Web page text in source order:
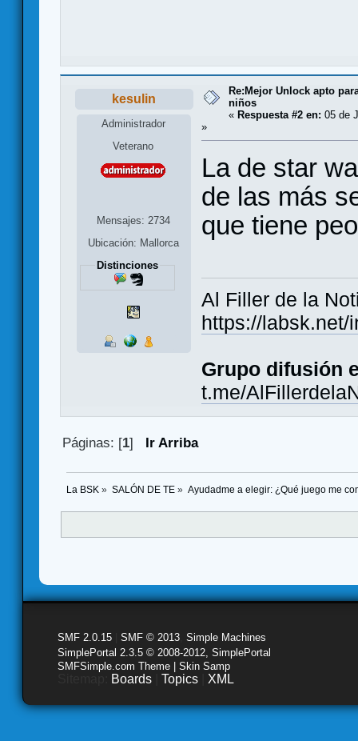
kesulin
Administrador
Veterano
Mensajes: 2734
Ubicación: Mallorca
Distinciones
Re:Mejor Unlock apto
niños
« Respuesta #2 en: 05 de
»
La de star
de las más
que tiene
Al Filler de la
https://labsk.net/
Grupo difusión
t.me/
Páginas: [1] Ir Arriba
La BSK » SALÓN DE TE» Ayudadme a elegir: ¿Qué juego me
SMF 2.0.15 SMF © 2013 Simple Machines
SimplePortal 2.3.5 © 2008-2012, SimplePortal
SMFSimple.com Theme | Skin Samp
Boards Topics XML